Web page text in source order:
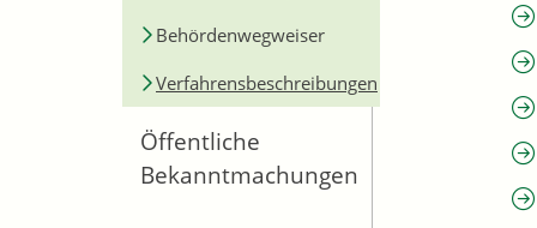
Behördenwegweiser
Verfahrensbeschreibungen
Öffentliche
Bekanntmachungen